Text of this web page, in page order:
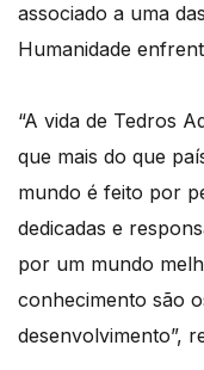
associado a uma
Humanidade
“A vida de Tedros
que mais do que
mundo é feito por
dedicadas e
por um mundo
conhecimento são
desenvolvimento”,